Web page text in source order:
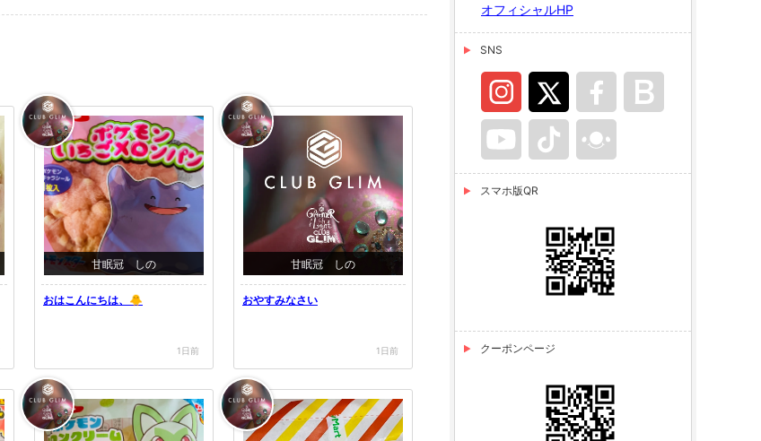
甘眠冠 しの
おはこんにちは、🐥
1日前
甘眠冠 しの
おやすみなさい
1日前
オフィシャルHP
SNS
スマホ版QR
クーポンページ